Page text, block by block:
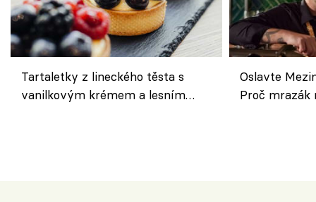
Tartaletky z lineckého těsta s
vanilkovým krémem a lesním
Oslavte
Proč